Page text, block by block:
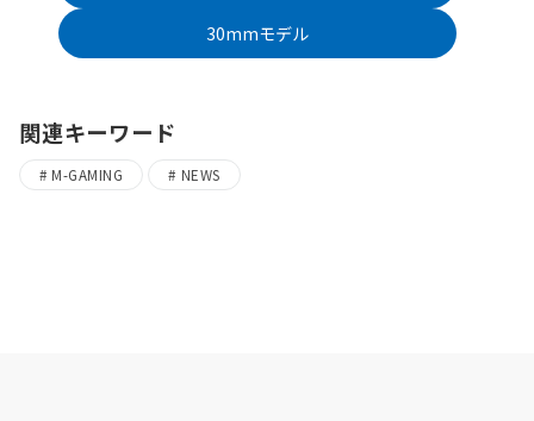
30mmモデル
関連キーワード
M-GAMING NEWS